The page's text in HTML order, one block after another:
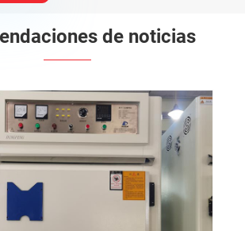
de noticias